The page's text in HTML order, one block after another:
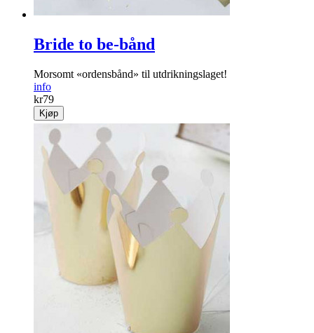
Bride to be-bånd
Morsomt «ordensbånd» til utdrikningslaget!
info
kr79
Kjøp